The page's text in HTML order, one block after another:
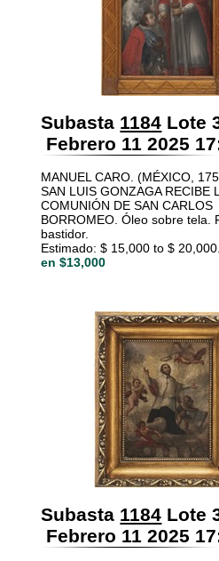
Subasta 1184 Lote
Febrero 11 2025
MANUEL CARO. (MÉXICO,
SAN LUIS GONZAGA RECIBE
COMUNIÓN DE SAN CARLOS
BORROMEO. Óleo sobre tela.
bastidor.
Estimado: $ 15,000 to $ 20,000.
en $13,000
Subasta 1184 Lote
Febrero 11 2025